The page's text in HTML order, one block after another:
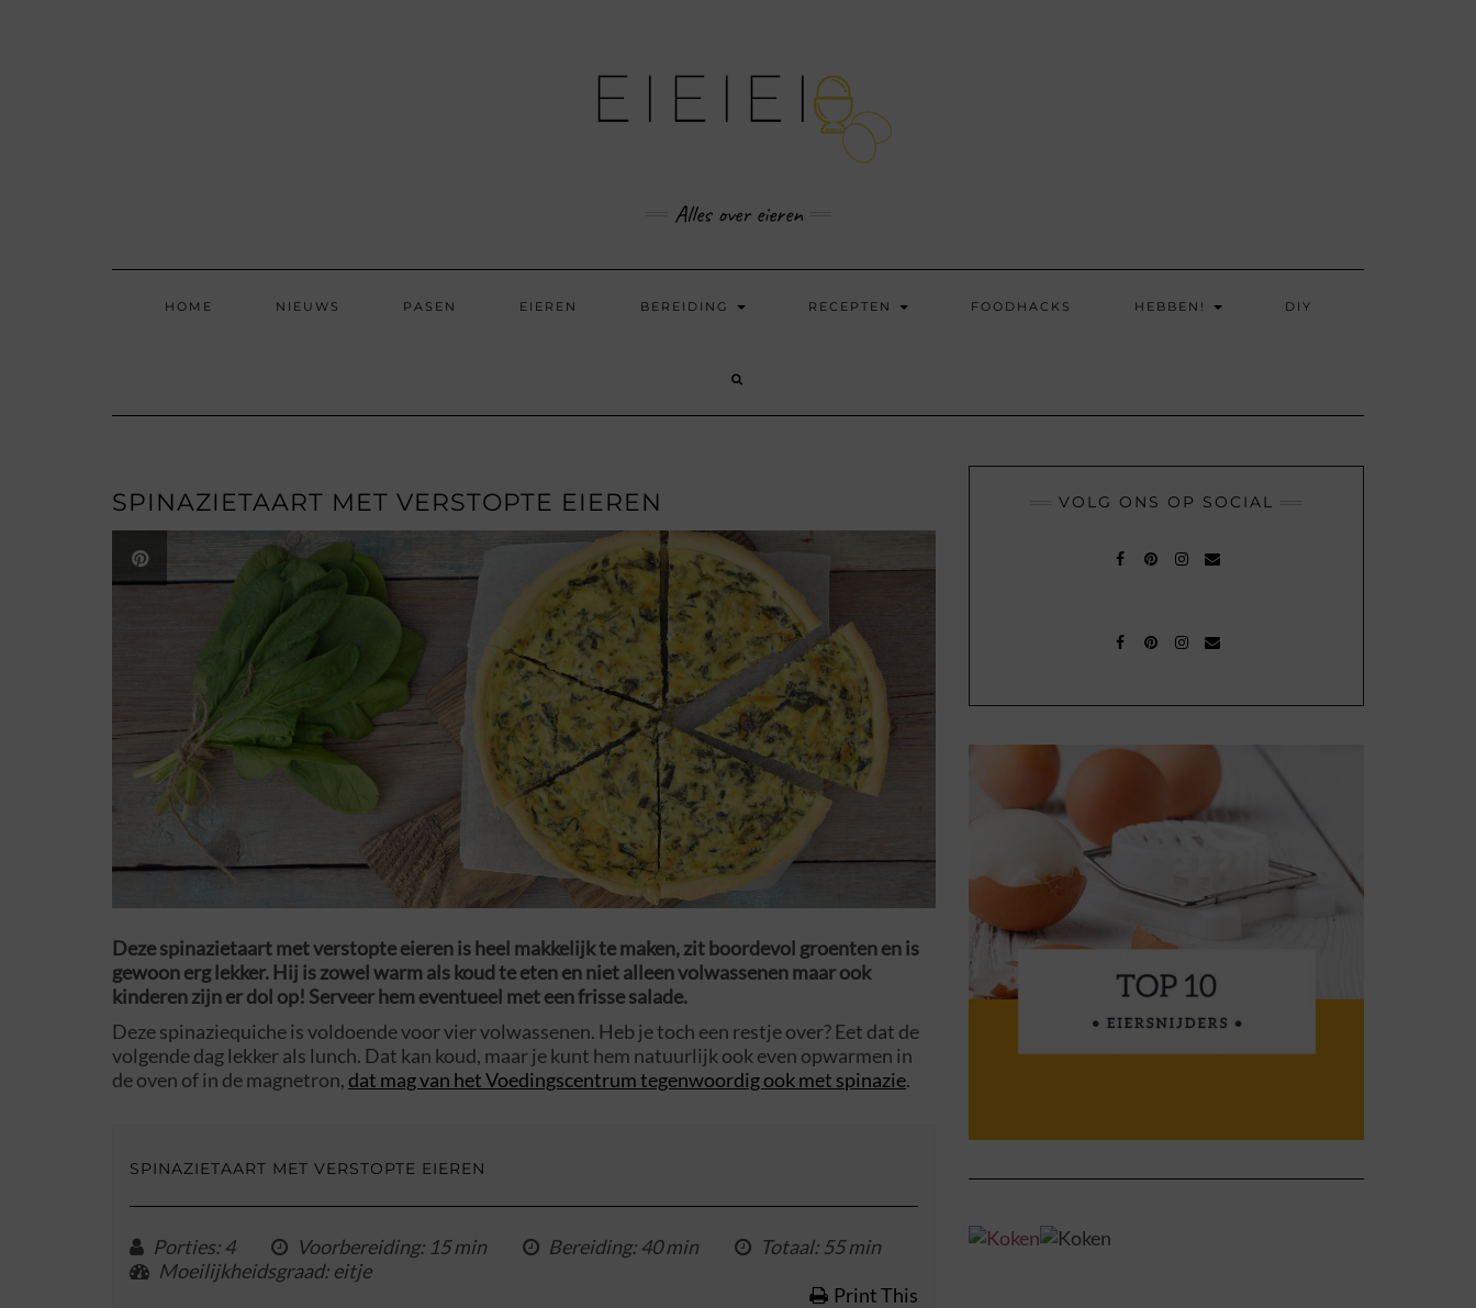
Alles over eieren
HOME NIEUWS PASEN EIEREN BEREIDING RECEPTEN FOODHACKS HEBBEN! DIY
SPINAZIETAART MET VERSTOPTE EIEREN
Deze spinazietaart met verstopte eieren is heel makkelijk te maken, zit boordevol groenten en is
gewoon erg lekker. Hij is zowel warm als koud te eten en niet alleen volwassenen maar ook
kinderen zijn er dol op! Serveer hem eventueel met een frisse salade.
Deze spinaziequiche is voldoende voor vier volwassenen. Heb je toch een restje over? Eet dat de
volgende dag lekker als lunch. Dat kan koud, maar je kunt hem natuurlijk ook even opwarmen in
de oven of in de magnetron,dat mag van het Voedingscentrum tegenwoordig ook met spinazie.
SPINAZIETAART MET VERSTOPTE EIEREN
Porties: 4 Voorbereiding: 15 min Bereiding: 40 min Totaal: 55 min
Moeilijkheidsgraad: eitje
Print This
VOLG ONS OP SOCIAL